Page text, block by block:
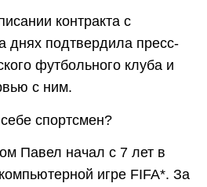
контракта с
днях подтвердила пресс-
футбольного клуба и
с ним.
спортсмен?
Павел начал с 7 лет в
игре FIFA*. За